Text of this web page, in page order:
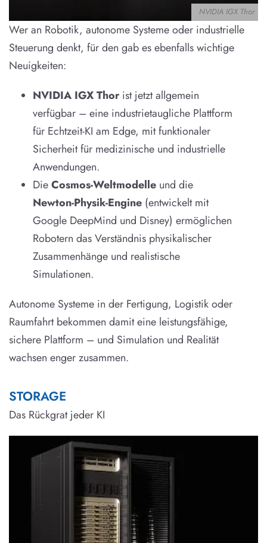
NVIDIA IGX Thor
Wer an Robotik, autonome Systeme oder industrielle
Steuerung denkt, für den gab es ebenfalls wichtige
Neuigkeiten:
NVIDIA IGX Thorist jetzt allgemein
verfügbar – eine industrietaugliche Plattform
für Echtzeit-KI am Edge, mit funktionaler
Sicherheit für medizinische und industrielle
Anwendungen.
DieCosmos-Weltmodelle und die
Newton-Physik-Engine (entwickelt mit
Google DeepMind und Disney) ermöglichen
Robotern das Verständnis physikalischer
Zusammenhänge und realistische
Simulationen.
Autonome Systeme in der Fertigung, Logistik oder
Raumfahrt bekommen damit eine leistungsfähige,
sichere Plattform – und Simulation und Realität
wachsen enger zusammen.
STORAGE
Das Rückgrat jeder KI